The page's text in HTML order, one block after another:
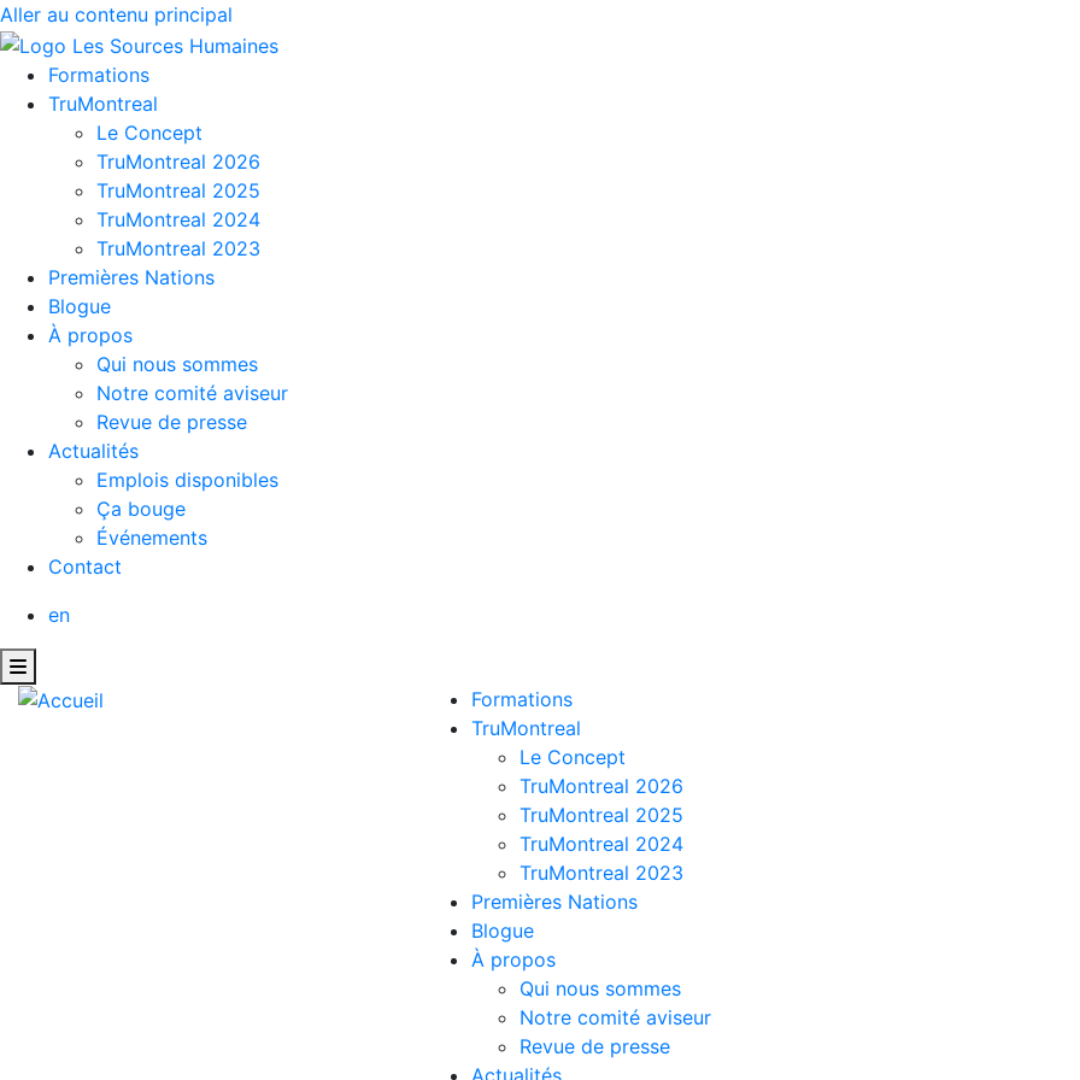
Aller au contenu principal
Formations
TruMontreal
Le Concept
TruMontreal 2026
TruMontreal 2025
TruMontreal 2024
TruMontreal 2023
Premières Nations
Blogue
À propos
Qui nous sommes
Notre comité aviseur
Revue de presse
Actualités
Emplois disponibles
Ça bouge
Événements
Contact
en
Formations
TruMontreal
Le Concept
TruMontreal 2026
TruMontreal 2025
TruMontreal 2024
TruMontreal 2023
Premières Nations
Blogue
À propos
Qui nous sommes
Notre comité aviseur
Revue de presse
Actualités